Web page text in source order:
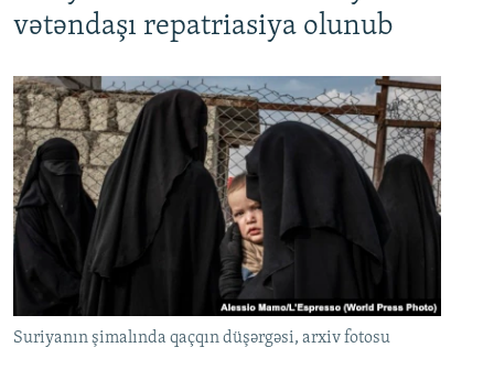
vətəndaşı repatriasiya olunub
Suriyanın şimalında qaçqın düşərgəsi, arxiv fotosu